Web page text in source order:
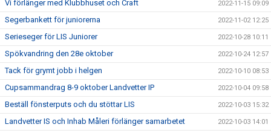
Vi förlänger med Klubbhuset och Craft 2022-11-15 09:09
Segerbankett för juniorerna 2022-11-02 12:25
Serieseger för LIS Juniorer 2022-10-28 10:11
Spökvandring den 28e oktober 2022-10-24 12:57
Tack för grymt jobb i helgen 2022-10-10 08:53
Cupsammandrag 8-9 oktober Landvetter IP 2022-10-04 09:58
Beställ fönsterputs och du stöttar LIS 2022-10-03 15:32
Landvetter IS och Inhab Måleri förlänger samarbetet 2022-10-03 14:01